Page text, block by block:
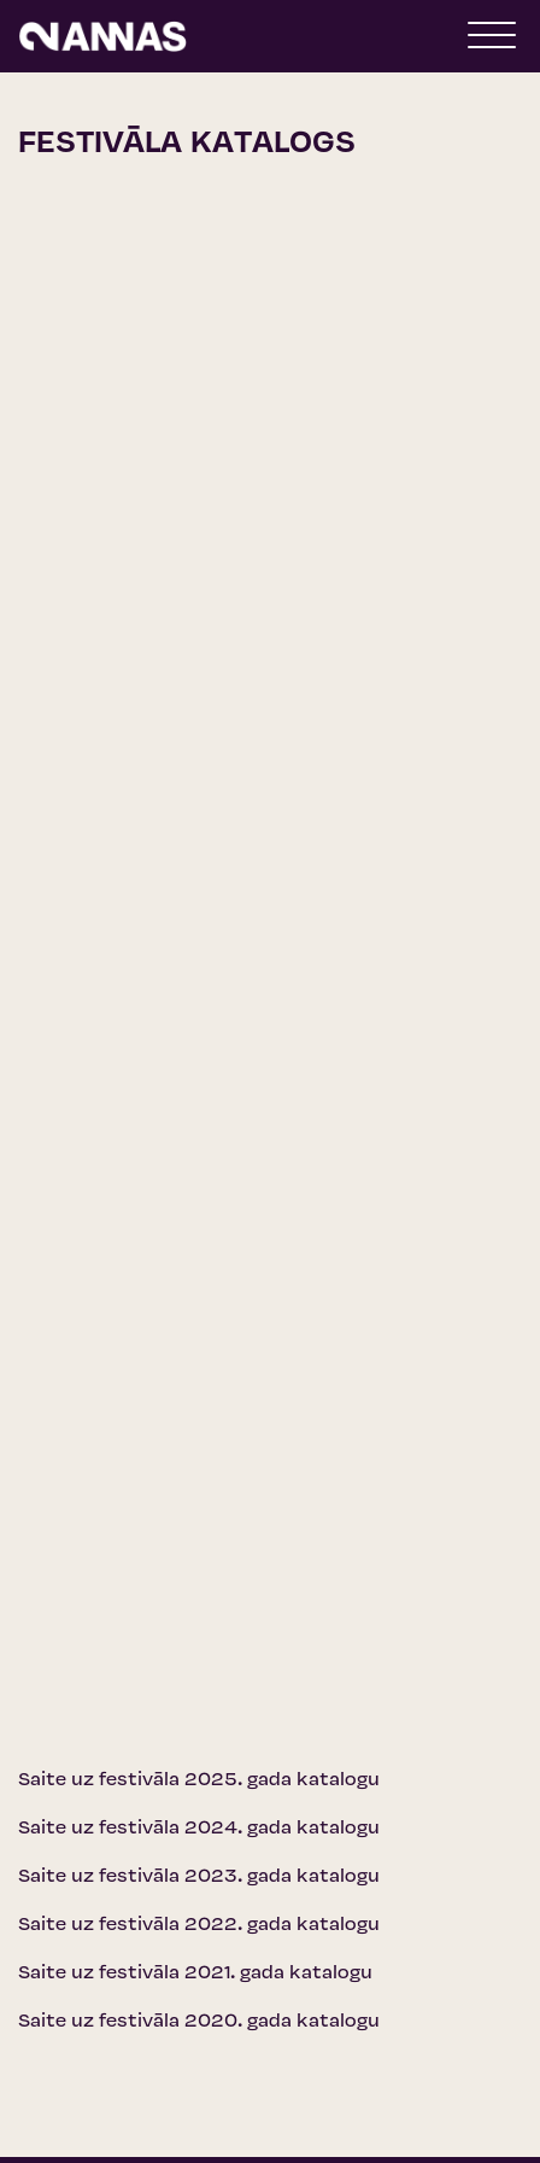
FESTIVĀLA KATALOGS
Saite uz festivāla 2025. gada katalogu
Saite uz festivāla 2024. gada katalogu
Saite uz festivāla 2023. gada katalogu
Saite uz festivāla 2022. gada katalogu
Saite uz festivāla 2021. gada katalogu
Saite uz festivāla 2020. gada katalogu